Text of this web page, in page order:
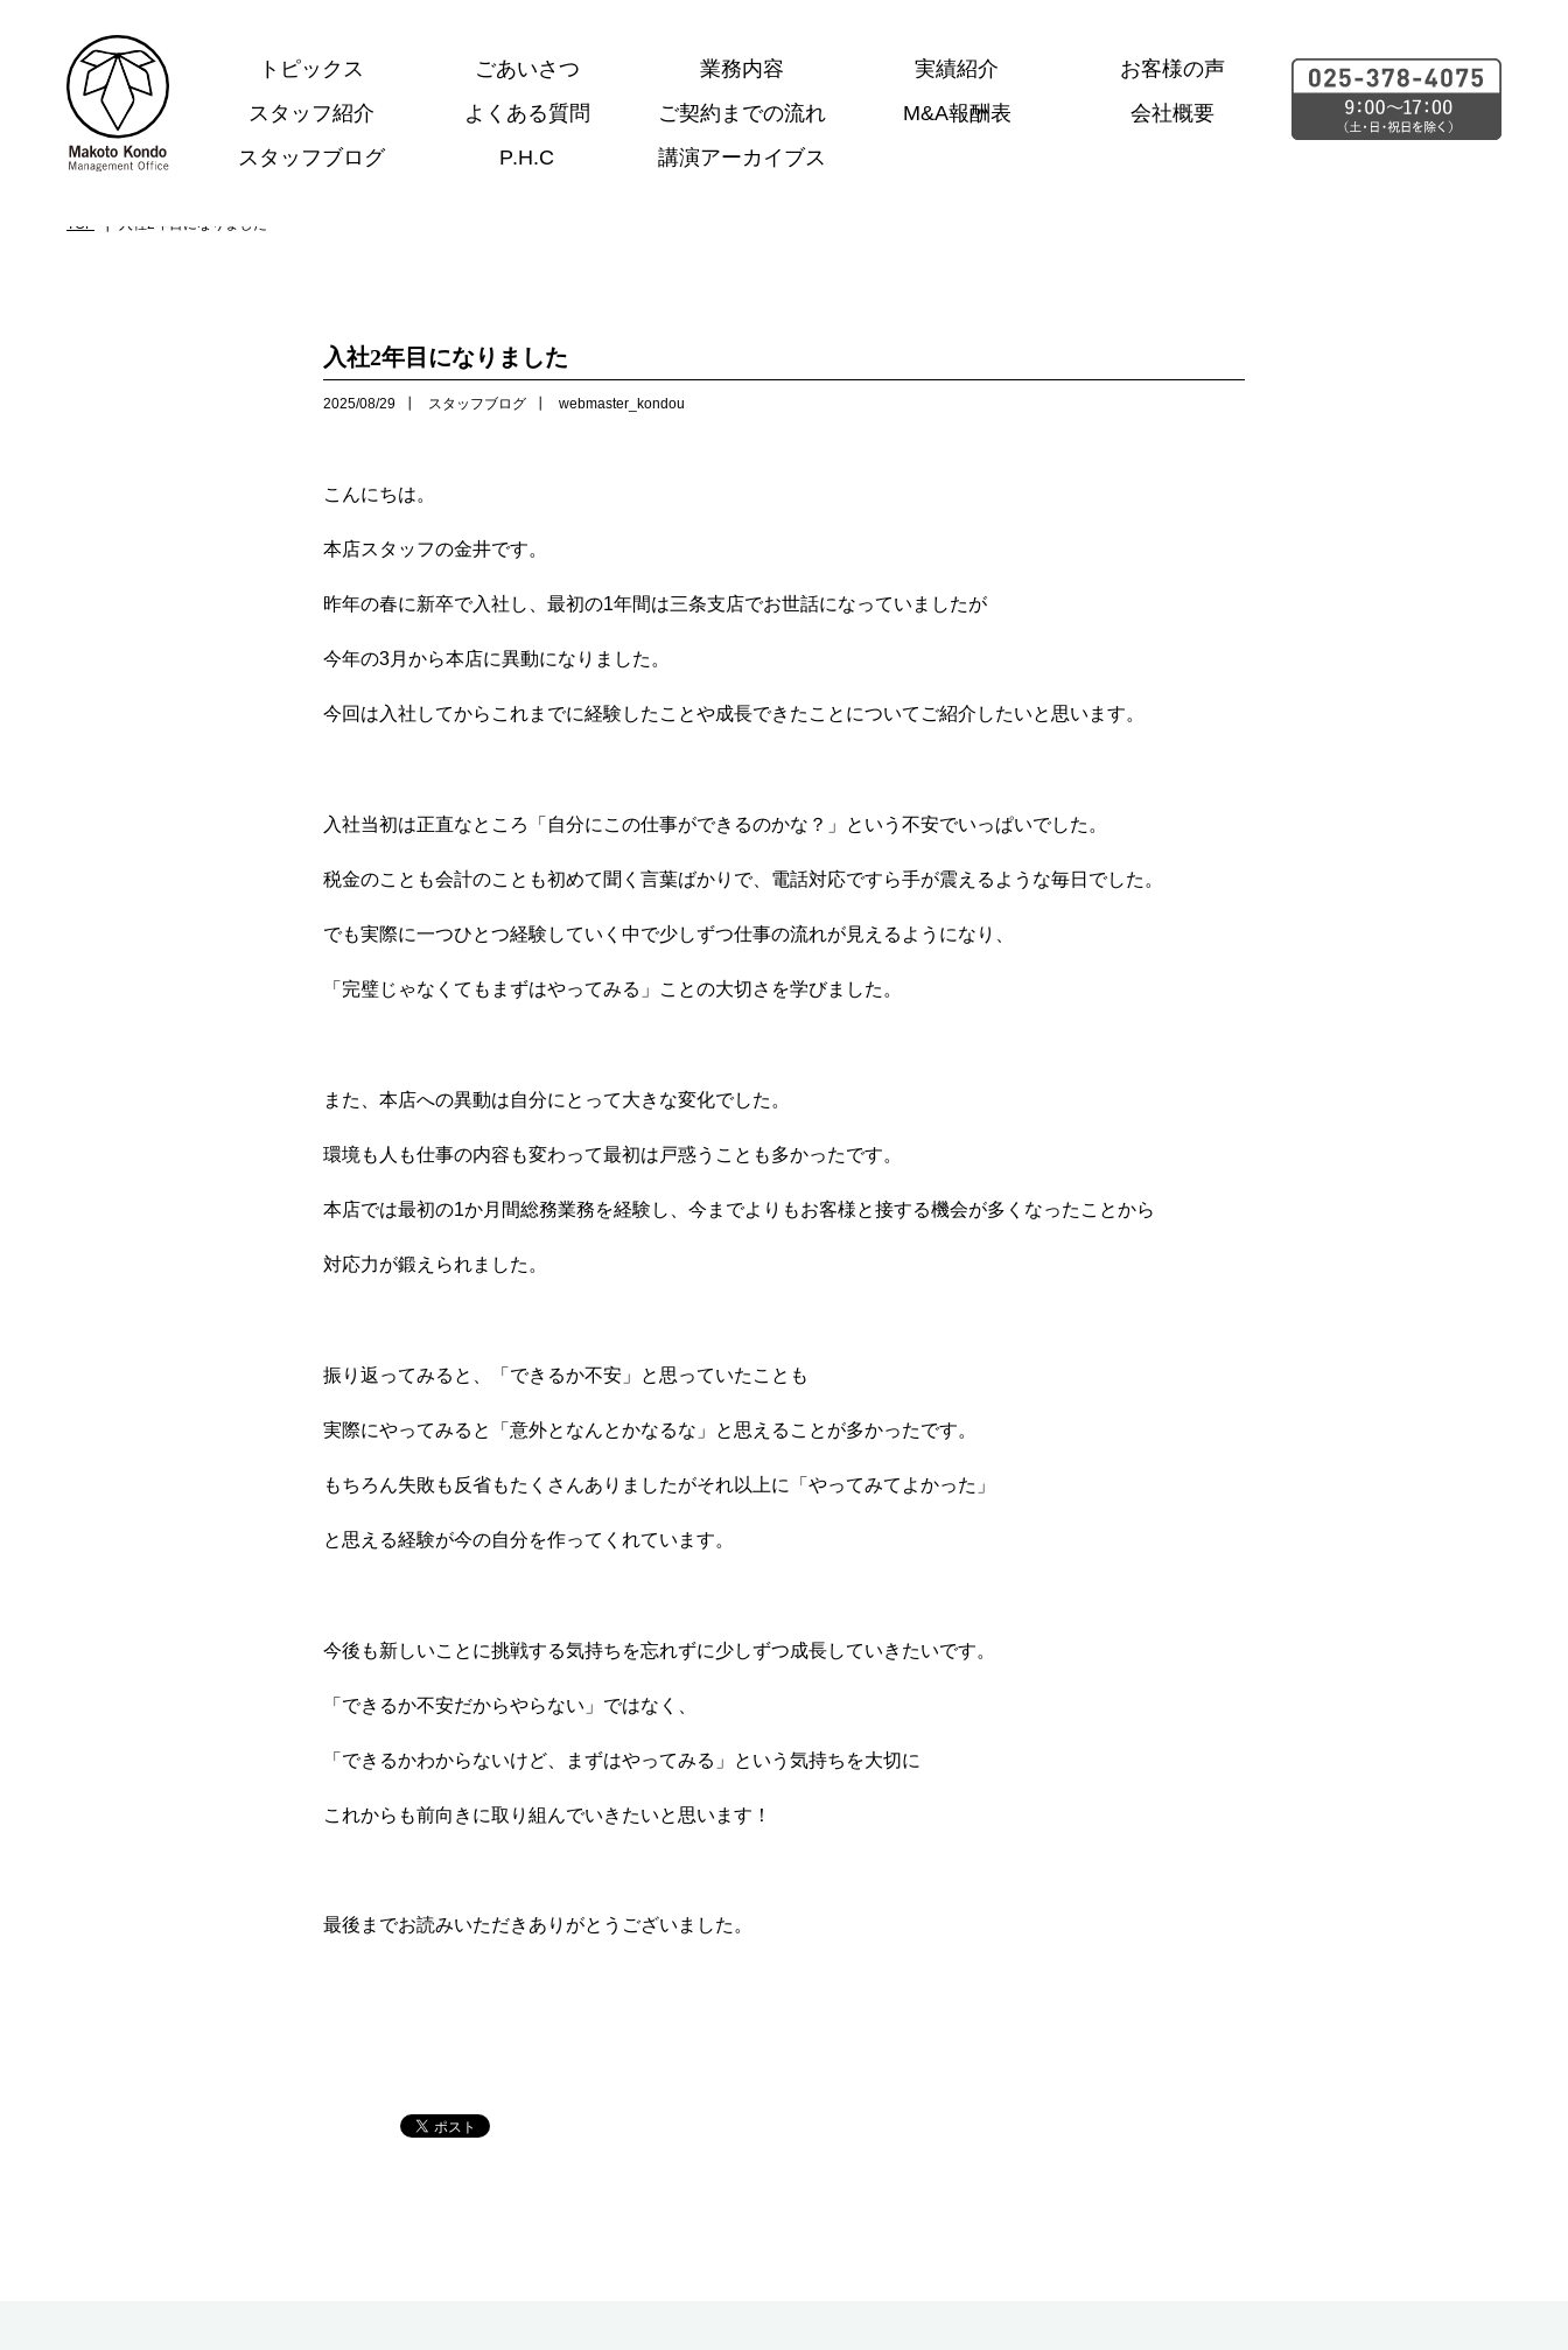
トピックス ごあいさつ 業務内容 実績紹介
お客様の声
スタッフ紹介
よくある質問 ご契約までの流れ M&A報酬表
会社概要
スタッフブログ
P.H.C 講演アーカイブス
TOP 入社2年目になりました
入社2年目になりました
2025/08/29 スタッフブログ webmaster_kondou
こんにちは。
本店スタッフの金井です。
昨年の春に新卒で入社し、最初の1年間は三条支店でお世話になっていましたが
今年の3月から本店に異動になりました。
今回は入社してからこれまでに経験したことや成長できたことについてご紹介したいと思います。
入社当初は正直なところ「自分にこの仕事ができるのかな？」という不安でいっぱいでした。
税金のことも会計のことも初めて聞く言葉ばかりで、電話対応ですら手が震えるような毎日でした。
でも実際に一つひとつ経験していく中で少しずつ仕事の流れが見えるようになり、
「完璧じゃなくてもまずはやってみる」ことの大切さを学びました。
また、本店への異動は自分にとって大きな変化でした。
環境も人も仕事の内容も変わって最初は戸惑うことも多かったです。
本店では最初の1か月間総務業務を経験し、今までよりもお客様と接する機会が多くなったことから
対応力が鍛えられました。
振り返ってみると、「できるか不安」と思っていたことも
実際にやってみると「意外となんとかなるな」と思えることが多かったです。
もちろん失敗も反省もたくさんありましたがそれ以上に「やってみてよかった」
と思える経験が今の自分を作ってくれています。
今後も新しいことに挑戦する気持ちを忘れずに少しずつ成長していきたいです。
「できるか不安だからやらない」ではなく、
「できるかわからないけど、まずはやってみる」という気持ちを大切に
これからも前向きに取り組んでいきたいと思います！
最後までお読みいただきありがとうございました。